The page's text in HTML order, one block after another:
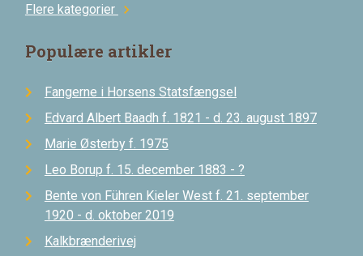
Flere kategorier chevron_right
Populære artikler
Fangerne i Horsens Statsfængsel
Edvard Albert Baadh f. 1821 - d. 23. august 1897
Marie Østerby f. 1975
Leo Borup f. 15. december 1883 - ?
Bente von Führen Kieler West f. 21. september
1920 - d. oktober 2019
Kalkbrænderivej